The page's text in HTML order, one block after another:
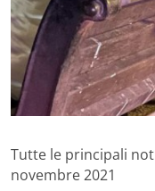
Tutte le principali
novembre 2021